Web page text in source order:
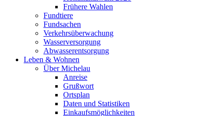
Frühere Wahlen
Fundtiere
Fundsachen
Verkehrsüberwachung
Wasserversorgung
Abwasserentsorgung
Leben & Wohnen
Über Michelau
Anreise
Grußwort
Ortsplan
Daten und Statistiken
Einkaufsmöglichkeiten